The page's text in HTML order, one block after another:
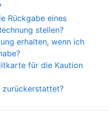
Rückgabe eines
stellen?
erhalten, wenn ich
für die Kaution
zurückerstattet?